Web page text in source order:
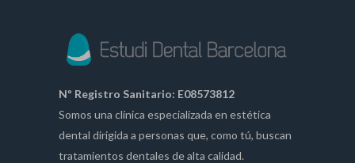
Nº Registro Sanitario: E08573812
Somos una clínica especializada en estética
dental dirigida a personas que, como tú, buscan
tratamientos dentales de alta calidad.